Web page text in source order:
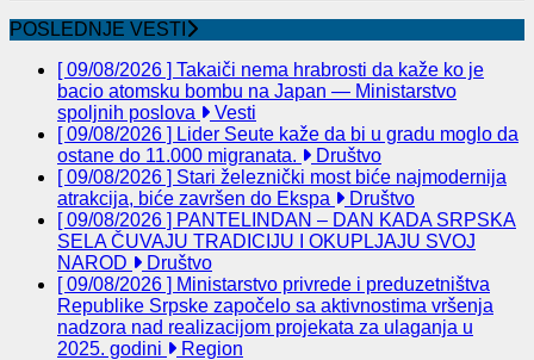
POSLEDNJE VESTI
[ 09/08/2026 ] Takaiči nema hrabrosti da kaže ko je
bacio atomsku bombu na Japan — Ministarstvo
spoljnih poslova
Vesti
[ 09/08/2026 ] Lider Seute kaže da bi u gradu moglo da
ostane do 11.000 migranata.
Društvo
[ 09/08/2026 ] Stari železnički most biće najmodernija
atrakcija, biće završen do Ekspa
Društvo
[ 09/08/2026 ] PANTELINDAN – DAN KADA SRPSKA
SELA ČUVAJU TRADICIJU I OKUPLJAJU SVOJ
NAROD
Društvo
[ 09/08/2026 ] Ministarstvo privrede i preduzetništva
Republike Srpske započelo sa aktivnostima vršenja
nadzora nad realizacijom projekata za ulaganja u
2025. godini
Region